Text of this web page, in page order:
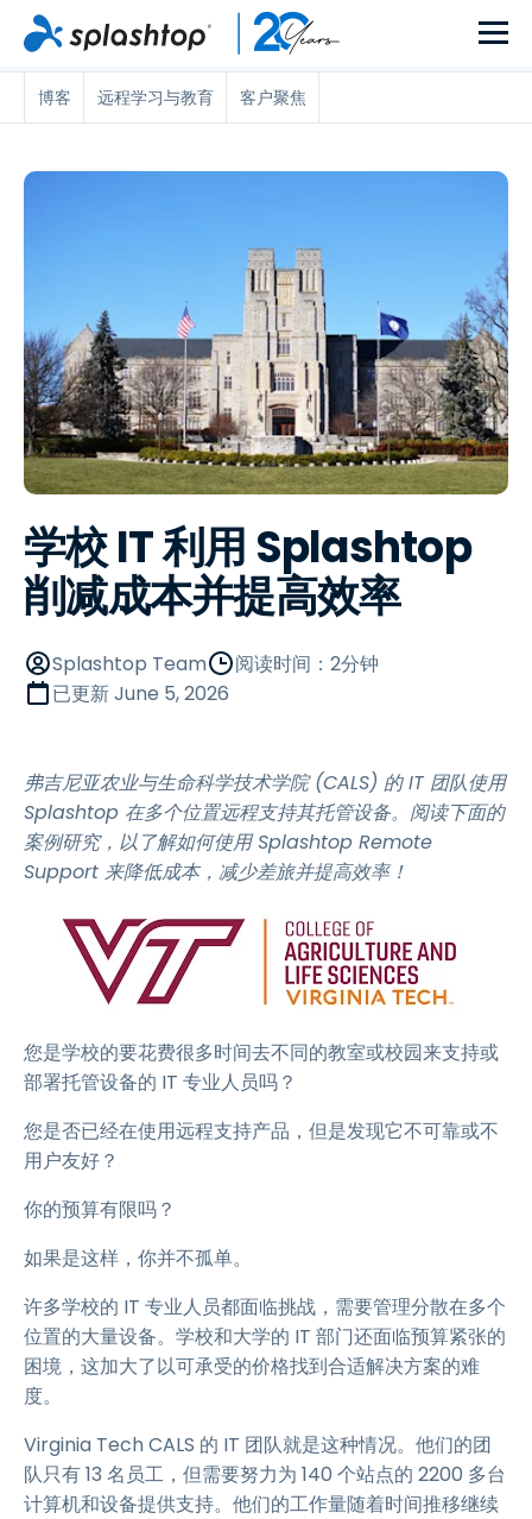
博客 远程学习与教育 客户聚焦
学校 IT 利用 Splashtop
削减成本并提高效率
Splashtop Team
阅读时间：2分钟
已更新June 5, 2026
弗吉尼亚农业与生命科学技术学院 (CALS) 的 IT 团队使用
Splashtop 在多个位置远程支持其托管设备。阅读下面的
案例研究，以了解如何使用 Splashtop Remote
Support 来降低成本，减少差旅并提高效率！
您是学校的要花费很多时间去不同的教室或校园来支持或
部署托管设备的 IT 专业人员吗？
您是否已经在使用远程支持产品，但是发现它不可靠或不
用户友好？
你的预算有限吗？
如果是这样，你并不孤单。
许多学校的 IT 专业人员都面临挑战，需要管理分散在多个
位置的大量设备。学校和大学的 IT 部门还面临预算紧张的
困境，这加大了以可承受的价格找到合适解决方案的难
度。
Virginia Tech CALS 的 IT 团队就是这种情况。他们的团
队只有 13 名员工，但需要努力为 140 个站点的 2200 多台
计算机和设备提供支持。他们的工作量随着时间推移继续